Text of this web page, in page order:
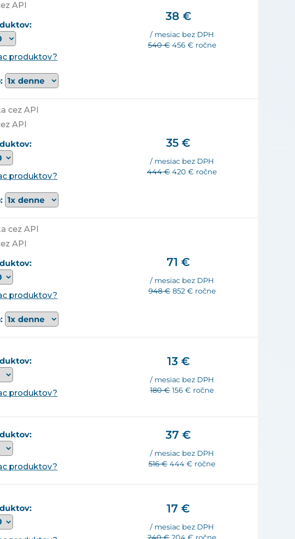
API
produktov?
38 €
/ mesiac bez DPH
540 € 456 € ročne
cez API
API
produktov?
35 €
/ mesiac bez DPH
444 € 420 € ročne
cez API
API
produktov?
71 €
/ mesiac bez DPH
948 € 852 € ročne
produktov?
13 €
/ mesiac bez DPH
180 € 156 € ročne
produktov?
37 €
/ mesiac bez DPH
516 € 444 € ročne
17 €
/ mesiac bez DPH